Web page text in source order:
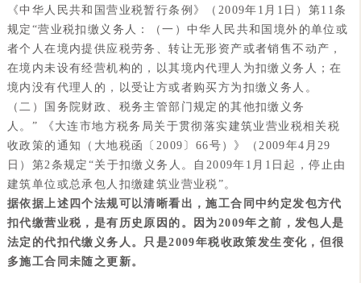
《中华人民共和国营业税暂行条例》（2009年1月1日）第11条
规定“营业税扣缴义务人：（一）中华人民共和国境外的单位或
者个人在境内提供应税劳务、转让无形资产或者销售不动产，
在境内未设有经营机构的，以其境内代理人为扣缴义务人；在
境内没有代理人的，以受让方或者购买方为扣缴义务人。
（二）国务院财政、税务主管部门规定的其他扣缴义务
人。”
《大连市地方税务局关于贯彻落实建筑业营业税相关税
收政策的通知（大地税函〔2009〕66号）》（2009年4月29
日）第2条规定“关于扣缴义务人。自2009年1月1日起，停止由
建筑单位或总承包人扣缴建筑业营业税”。
据依据上述四个法规可以清晰看出，施工合同中约定发包方代
扣代缴营业税，是有历史原因的。
因为2009年之前，发包人是
法定的代扣代缴义务人。只是2009年税收政策发生变化，但很
多施工合同未随之更新。